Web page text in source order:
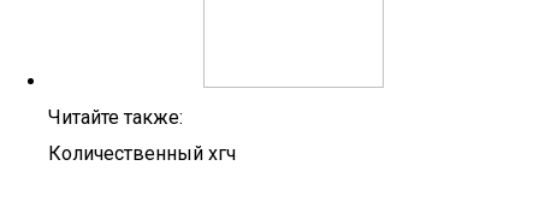
Читайте также:
Количественный хгч